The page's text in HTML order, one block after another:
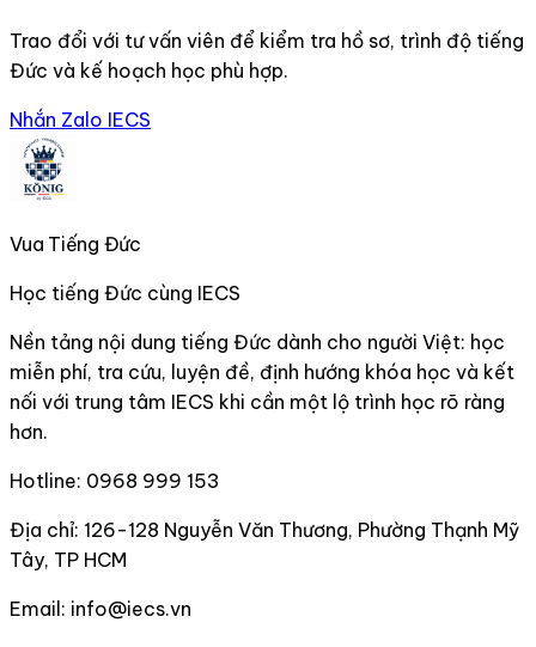
Trao đổi với tư vấn viên để kiểm tra hồ sơ, trình độ tiếng
Đức và kế hoạch học phù hợp.
Nhắn Zalo IECS
Vua Tiếng Đức
Học tiếng Đức cùng IECS
Nền tảng nội dung tiếng Đức dành cho người Việt: học
miễn phí, tra cứu, luyện đề, định hướng khóa học và kết
nối với trung tâm IECS khi cần một lộ trình học rõ ràng
hơn.
Hotline: 0968 999 153
Địa chỉ: 126-128 Nguyễn Văn Thương, Phường Thạnh Mỹ
Tây, TP HCM
Email: info@iecs.vn